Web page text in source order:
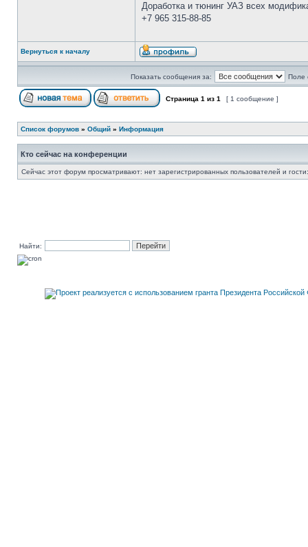
Доработка и тюнинг УАЗ всех
+7 965 315-88-85
Вернуться к началу
Показать сообщения за: Поле
Страница 1 из 1 [ 1 сообщение ]
Список форумов » Общий » Информация
Кто сейчас на конференции
Сейчас этот форум просматривают: нет зарегистрированных пользователей и
Найти: